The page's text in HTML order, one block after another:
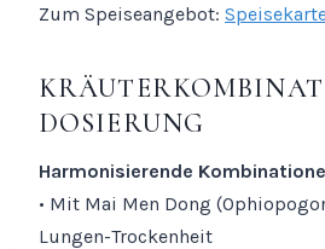
Zum Speiseangebot:
DOSIERUNG
Harmonisierende
• Mit Mai Men Dong
Lungen-Trockenheit